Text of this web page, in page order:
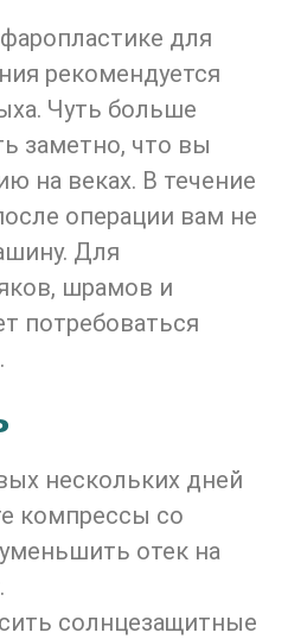
для
рекомендуется
Чуть больше
заметно, что вы
на веках. В течение
операции вам не
Для
шрамов и
потребоваться
нескольких дней
компрессы со
отек на
солнцезащитные